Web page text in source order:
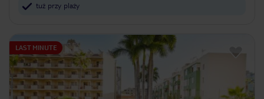
tuż przy plaży
LAST MINUTE